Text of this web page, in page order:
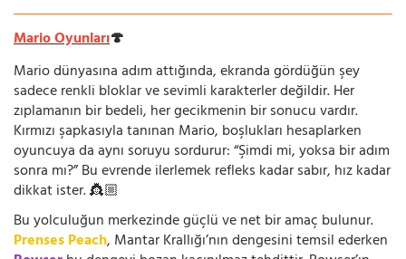
Mario Oyunları🍄
Mario dünyasına adım attığında, ekranda gördüğün şey
sadece renkli bloklar ve sevimli karakterler değildir. Her
zıplamanın bir bedeli, her gecikmenin bir sonucu vardır.
Kırmızı şapkasıyla tanınan Mario, boşlukları hesaplarken
oyuncuya da aynı soruyu sordurur: “Şimdi mi, yoksa bir adım
sonra mı?” Bu evrende ilerlemek refleks kadar sabır, hız kadar
dikkat ister. 👸🏼
Bu yolculuğun merkezinde güçlü ve net bir amaç bulunur.
Prenses Peach, Mantar Krallığı’nın dengesini temsil ederken